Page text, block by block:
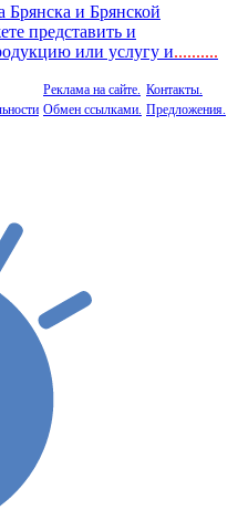
Брянска и Брянской
представить и
или услугу и..........
Реклама на сайте.
Обмен ссылками.
Контакты.
Предложения.